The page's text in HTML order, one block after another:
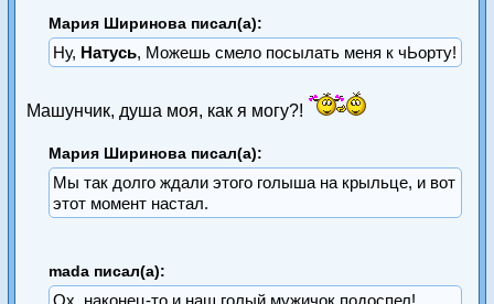
Мария Ширинова писал(а):
Ну, Натусь, Можешь смело посылать меня к чЬорту!
Машунчик, душа моя, как я могу?!
Мария Ширинова писал(а):
Мы так долго ждали этого голыша на крыльце, и вот
этот момент настал.
mada писал(а):